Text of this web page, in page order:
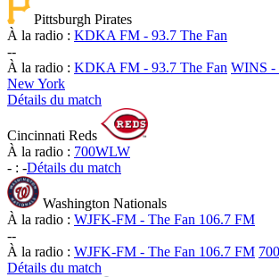
Pittsburgh Pirates
À la radio : KDKA FM - 93.7 The Fan
--
À la radio : KDKA FM - 93.7 The Fan WINS -
New York
Détails du match
Cincinnati Reds
À la radio : 700WLW
- : -Détails du match
Washington Nationals
À la radio : WJFK-FM - The Fan 106.7 FM
--
À la radio : WJFK-FM - The Fan 106.7 FM
Détails du match